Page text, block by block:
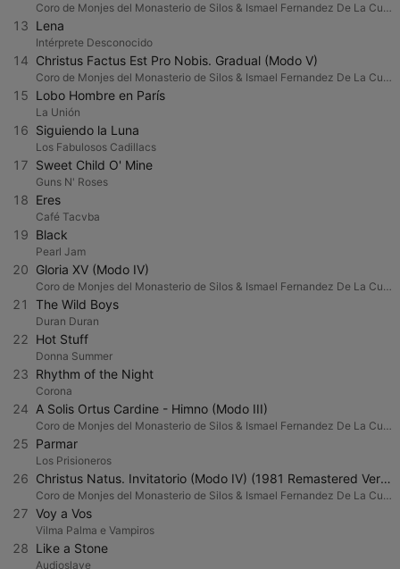
Coro de Monjes del Monasterio de Silos & Ismael Fernandez De La Cuesta
13 Lena
Intérprete Desconocido
14 Christus Factus Est Pro Nobis. Gradual (Modo V)
Coro de Monjes del Monasterio de Silos & Ismael Fernandez De La Cuesta
15 Lobo Hombre en París
La Unión
16 Siguiendo la Luna
Los Fabulosos Cadillacs
17 Sweet Child O' Mine
Guns N' Roses
18 Eres
Café Tacvba
19 Black
Pearl Jam
20 Gloria XV (Modo IV)
Coro de Monjes del Monasterio de Silos & Ismael Fernandez De La Cuesta
21 The Wild Boys
Duran Duran
22 Hot Stuff
Donna Summer
23 Rhythm of the Night
Corona
24 A Solis Ortus Cardine - Himno (Modo III)
Coro de Monjes del Monasterio de Silos & Ismael Fernandez De La Cuesta
25 Parmar
Los Prisioneros
26 Christus Natus. Invitatorio (Modo IV) (1981 Remastered Version)
Coro de Monjes del Monasterio de Silos & Ismael Fernandez De La Cuesta
27 Voy a Vos
Vilma Palma e Vampiros
28 Like a Stone
Audioslave